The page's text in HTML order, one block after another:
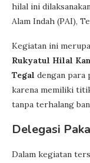
hilal ini
Alam Indah (PAI),
Kegiatan ini
Rukyatul Hilal
Tegal dengan para
karena memiliki
tanpa terhalang
Delegasi
Dalam kegiatan